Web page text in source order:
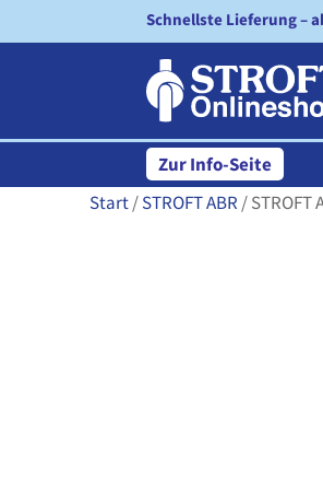
Schnellste Lieferung –
Zur Info-Seite
Start/STROFT ABR / STROFT